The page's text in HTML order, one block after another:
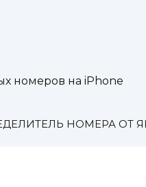
номеров на iPhone
НОМЕРА ОТ